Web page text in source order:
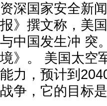
资深国家安全新
报》撰文称，美
与中国发生冲 突
境》。 美国太空
能力，预计到
战争，它的目标